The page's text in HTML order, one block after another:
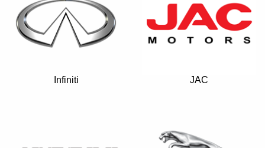
Infiniti JAC